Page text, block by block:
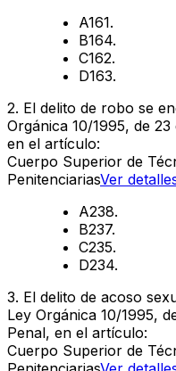
A161.
B164.
C162.
D163.
2. El delito de robo se
Orgánica 10/1995, de
en el artículo:
Cuerpo Superior de
PenitenciariasVer
A238.
B237.
C235.
D234.
3. El delito de acoso
Ley Orgánica 10/1995,
Penal, en el artículo:
Cuerpo Superior de